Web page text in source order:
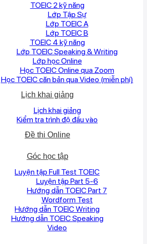
TOEIC 2 kỹ năng
Lớp Tập Sự
Lớp TOEIC A
Lớp TOEIC B
TOEIC 4 kỹ năng
Lớp TOEIC Speaking & Writing
Lớp học Online
Học TOEIC Online qua Zoom
Học TOEIC căn bản qua Video (miễn phí)
Lịch khai giảng
Lịch khai giảng
Kiểm tra trình độ đầu vào
Đề thi Online
Góc học tập
Luyện tập Full Test TOEIC
Luyện tập Part 5-6
Hướng dẫn TOEIC Part 7
Wordform Test
Hướng dẫn TOEIC Writing
Hướng dẫn TOEIC Speaking
Video